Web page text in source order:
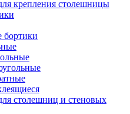
крепления столешницы
бортики
столешниц и стеновых